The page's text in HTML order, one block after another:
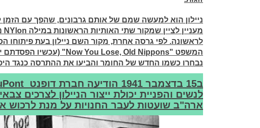
ניילון הוא למעשה שמם של אותם גרבונים, שהפך עם הזמן
מעניין לציין שמקור שתי האותיות הראשונות במילה
לראשונה. לפי גרסה אחרת, מקור השם ניילון בעת פיתוחו
המשפט "Now You Lose, Old Nippons"
(עכשיו הפסדתם
נבחרו כשמו החדש של החומר והביעו את ההתרסה כנגד
לנשים והפניית יכולת ייצור הניילון לצרכים
ארה"ב שועטות לעבר החנויות על מנת לרכוש את